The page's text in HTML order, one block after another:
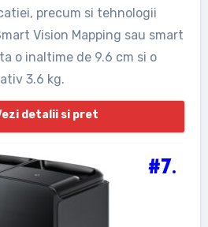
precum si tehnologii
Vision Mapping sau smart
o inaltime de 9.6 cm si o
3.6 kg.
detalii si pret
#7.